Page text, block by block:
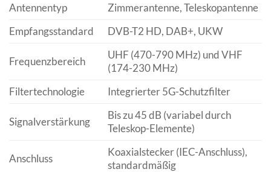
Antennentyp
Zimmerantenne, Teleskopantenne
Empfangsstandard
DVB-T2 HD, DAB+, UKW
Frequenzbereich
UHF (470-790 MHz) und VHF
(174-230 MHz)
Filtertechnologie
Integrierter 5G-Schutzfilter
Signalverstärkung
Bis zu 45 dB (variabel durch
Teleskop-Elemente)
Anschluss
Koaxialstecker (IEC-Anschluss),
standardmäßig